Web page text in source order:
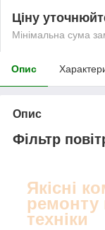
Ціну
Мінімальна сума
Опис
Опис
Фільтр
Якісні
ремонту
техніки